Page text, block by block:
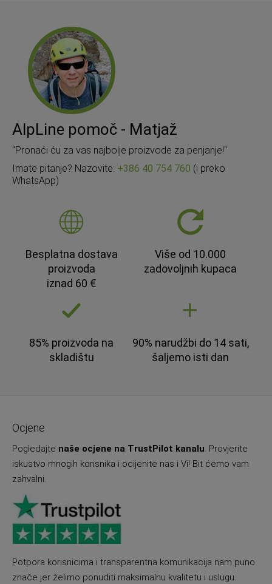
AlpLine pomoč - Matjaž
"Pronaći ću za vas najbolje proizvode za penjanje!"
Imate pitanje? Nazovite: +386 40 754 760 (i preko
WhatsApp)
Besplatna dostava
proizvoda
iznad 60 €
Više od 10.000
zadovoljnih kupaca
85% proizvoda na
skladištu
90% narudžbi do 14 sati,
šaljemo isti dan
Ocjene
Pogledajte naše ocjene na TrustPilot kanalu. Provjerite
iskustvo mnogih korisnika i ocijenite nas i Vi! Bit ćemo vam
zahvalni.
Potpora korisnicima i transparentna komunikacija nam puno
znače jer želimo ponuditi maksimalnu kvalitetu i uslugu.